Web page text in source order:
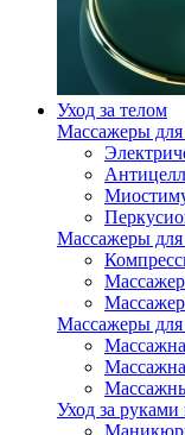
Уход за телом
Массажеры для
Массажеры для
Массажер
Массажеры
Уход за